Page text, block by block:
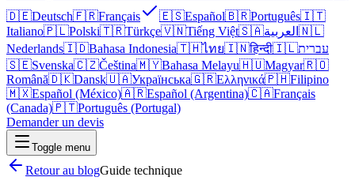
🇩🇪Deutsch🇫🇷Français 🇪🇸Español🇧🇷Português🇮🇹
Italiano🇵🇱Polski🇹🇷Türkçe🇻🇳Tiếng Việt🇸🇦العربية 🇳🇱
Nederlands🇮🇩Bahasa Indonesia🇹🇭ไทย🇮🇳हिन्दी🇮🇱עברית
🇸🇪Svenska🇨🇿Čeština🇲🇾Bahasa Melayu🇭🇺Magyar🇷🇴
Română🇩🇰Dansk🇺🇦Українська🇬🇷Ελληνικά🇵🇭Filipino
🇲🇽Español (México)🇦🇷Español (Argentina)🇨🇦Français
(Canada)🇵🇹Português (Portugal)
Demander un devis
Toggle menu
Retour au blogGuide technique